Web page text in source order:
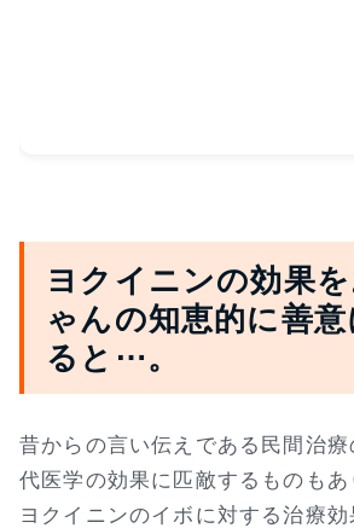
ヨクイニンの効果
ゃんの知恵的に善
ると⋯。
昔からの言い伝えである民間治療
代医学の効果に匹敵するものもあ
ヨクイニンのイボに対する治療